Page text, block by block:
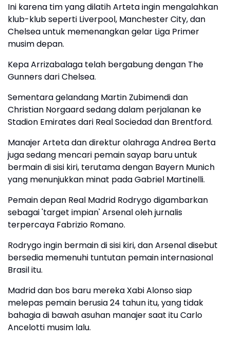
Ini karena tim yang dilatih Arteta ingin mengalahkan
klub-klub seperti Liverpool, Manchester City, dan
Chelsea untuk memenangkan gelar Liga Primer
musim depan.
Kepa Arrizabalaga telah bergabung dengan The
Gunners dari Chelsea.
Sementara gelandang Martin Zubimendi dan
Christian Norgaard sedang dalam perjalanan ke
Stadion Emirates dari Real Sociedad dan Brentford.
Manajer Arteta dan direktur olahraga Andrea Berta
juga sedang mencari pemain sayap baru untuk
bermain di sisi kiri, terutama dengan Bayern Munich
yang menunjukkan minat pada Gabriel Martinelli.
Pemain depan Real Madrid Rodrygo digambarkan
sebagai 'target impian' Arsenal oleh jurnalis
terpercaya Fabrizio Romano.
Rodrygo ingin bermain di sisi kiri, dan Arsenal disebut
bersedia memenuhi tuntutan pemain internasional
Brasil itu.
Madrid dan bos baru mereka Xabi Alonso siap
melepas pemain berusia 24 tahun itu, yang tidak
bahagia di bawah asuhan manajer saat itu Carlo
Ancelotti musim lalu.